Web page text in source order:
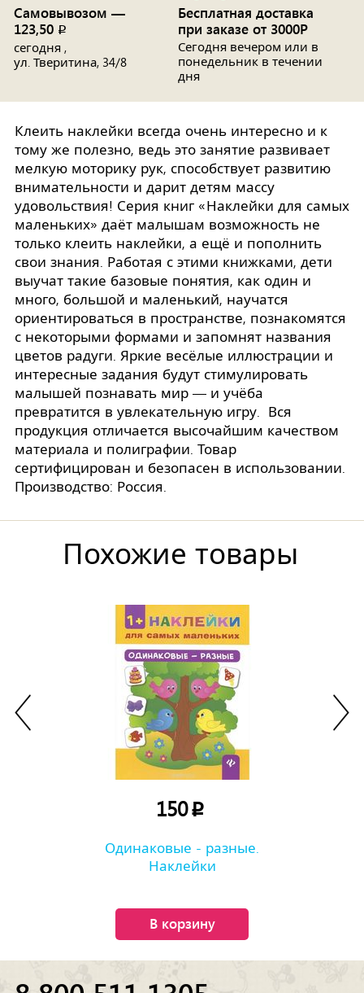
Самовывозом —
123,50 p
сегодня ,
ул. Тверитина, 34/8
Бесплатная доставка
при заказе от 3000Р
Сегодня вечером или в
понедельник в течении
дня
Клеить наклейки всегда очень интересно и к
тому же полезно, ведь это занятие развивает
мелкую моторику рук, способствует развитию
внимательности и дарит детям массу
удовольствия! Серия книг «Наклейки для самых
маленьких» даёт малышам возможность не
только клеить наклейки, а ещё и пополнить
свои знания. Работая с этими книжками, дети
выучат такие базовые понятия, как один и
много, большой и маленький, научатся
ориентироваться в пространстве, познакомятся
с некоторыми формами и запомнят названия
цветов радуги. Яркие весёлые иллюстрации и
интересные задания будут стимулировать
малышей познавать мир — и учёба
превратится в увлекательную игру. Вся
продукция отличается высочайшим качеством
материала и полиграфии. Товар
сертифицирован и безопасен в использовании.
Производство: Россия.
Похожие товары
150p
Одинаковые - разные.
Наклейки
В корзину